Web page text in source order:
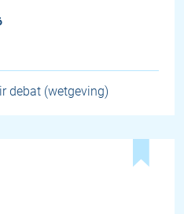
debat (wetgeving)